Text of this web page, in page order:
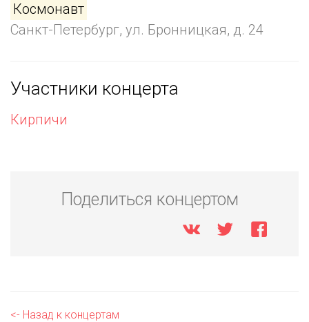
Космонавт
Санкт-Петербург, ул. Бронницкая, д. 24
Участники концерта
Кирпичи
Поделиться концертом
<- Назад к концертам